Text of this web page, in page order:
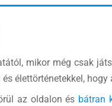
mikor még csak
élettörténetekkel,
az oldalon és bátran